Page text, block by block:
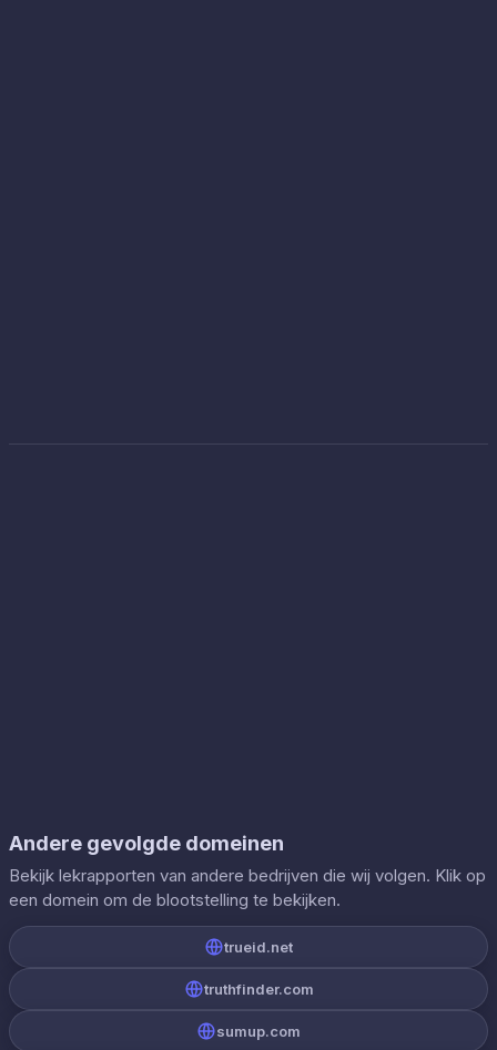
Andere gevolgde domeinen
Bekijk lekrapporten van andere bedrijven die wij volgen. Klik op
een domein om de blootstelling te bekijken.
trueid.net
truthfinder.com
sumup.com